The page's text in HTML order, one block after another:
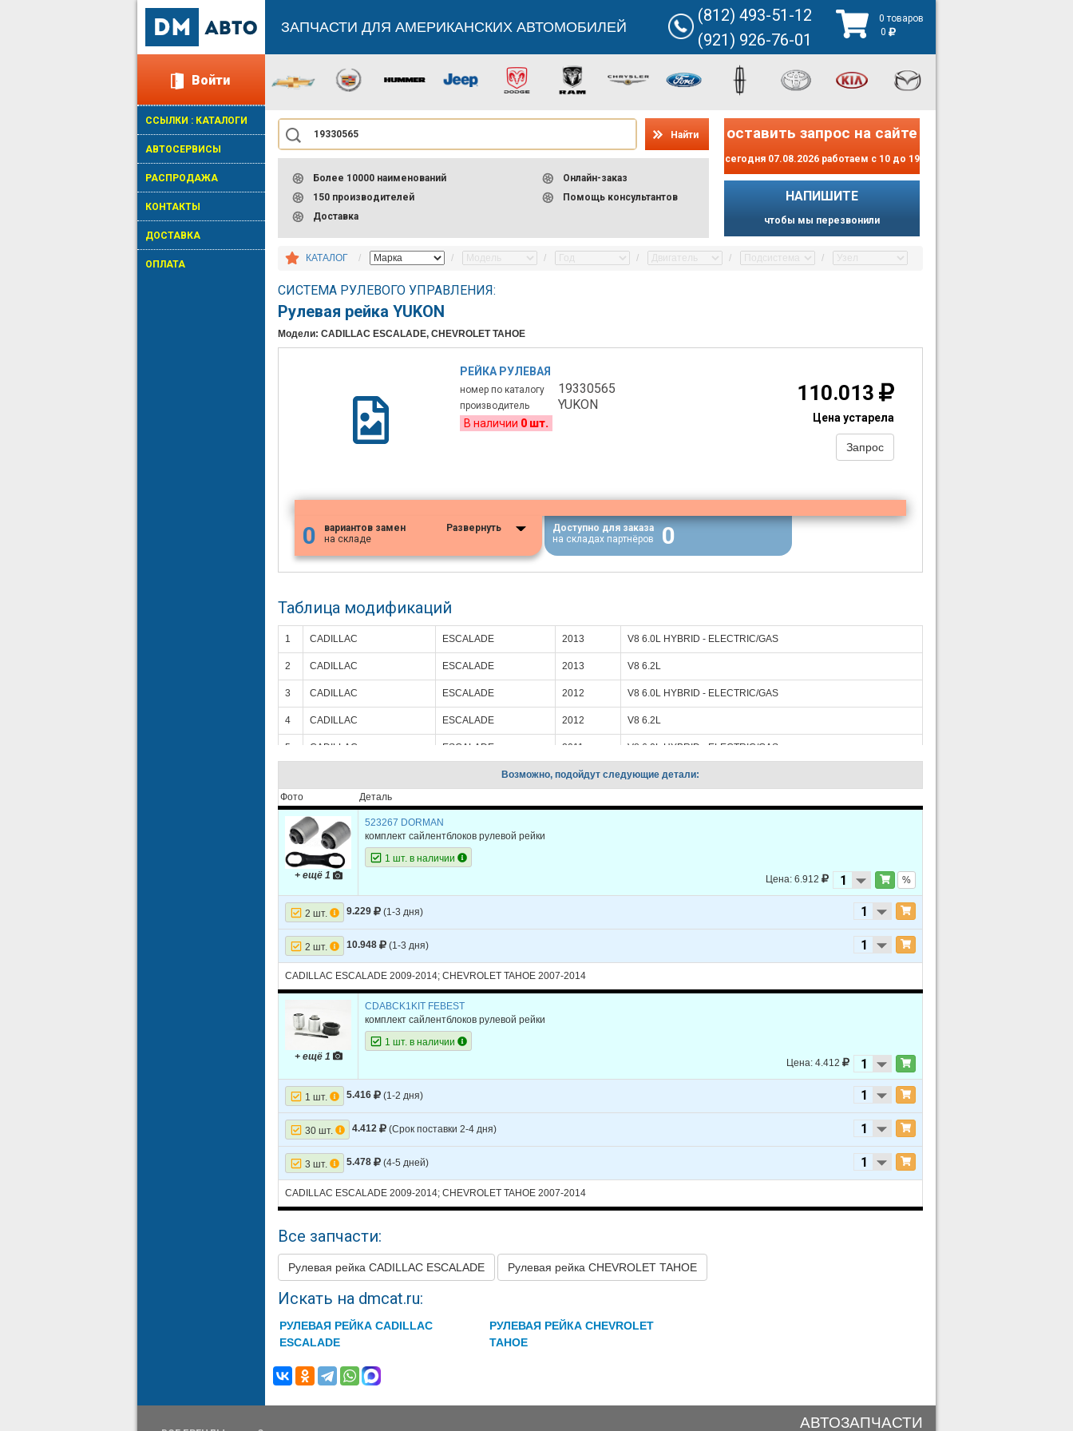
Войти
ССЫЛКИ : КАТАЛОГИ
АВТОСЕРВИСЫ
РАСПРОДАЖА
КОНТАКТЫ
ДОСТАВКА
ОПЛАТА
ЗАПЧАСТИ ДЛЯ АМЕРИКАНСКИХ АВТОМОБИЛЕЙ
(812) 493-51-12
(921) 926-76-01
0 товаров
0
Найти
Более 10000 наименований
150 производителей
Доставка
Онлайн-заказ
Помощь консультантов
оставить запрос на сайте
сегодня 07.08.2026 работаем с 10 до 19
НАПИШИТЕ
чтобы мы перезвонили
КАТАЛОГ
СИСТЕМА РУЛЕВОГО УПРАВЛЕНИЯ:
Рулевая рейка YUKON
Модели: CADILLAC ESCALADE, CHEVROLET TAHOE
РЕЙКА РУЛЕВАЯ
номер по каталогу 19330565
производитель YUKON
В наличии 0 шт.
110.013
Цена устарела
Запрос
0
вариантов замен
на складе
Развернуть
Доступно для заказа
на складах партнёров
0
Таблица модификаций
1 CADILLAC ESCALADE 2013 V8 6.0L HYBRID - ELECTRIC/GAS
2 CADILLAC ESCALADE 2013 V8 6.2L
3 CADILLAC ESCALADE 2012 V8 6.0L HYBRID - ELECTRIC/GAS
4 CADILLAC ESCALADE 2012 V8 6.2L
5 CADILLAC ESCALADE 2011 V8 6.0L HYBRID - ELECTRIC/GAS
2011 V8 6.2L
7
8 CADILLAC ESCALADE
9 CADILLAC ESCALADE
CADILLAC
11 CHEVROLET
12 CHEVROLET
13 CHEVROLET TAHOE 2012 V8 5.3L
14 CHEVROLET TAHOE 2012 V8 6.0L HYBRID - ELECTRIC/GAS
15 CHEVROLET TAHOE
TAHOE
18 CHEVROLET
19 CHEVROLET TAHOE
20 CHEVROLET
21 CHEVROLET TAHOE 2009 V8 6.0L HYBRID - ELECTRIC/GAS
22 CHEVROLET TAHOE 2008 V8 4.8L
23 CHEVROLET
24 CHEVROLET TAHOE 2008 V8 6.0L HYBRID - ELECTRIC/GAS
25 CHEVROLET
CHEVROLET 2007
Возможно, подойдут следующие детали:
Фото
Деталь
+ ещё 1
523267 DORMAN
комплект сайлентблоков рулевой рейки
1 шт. в наличии
Цена: 6.912
%
2 шт. 9.229 (1-3 дня)
2 шт. 10.948 (1-3 дня)
CADILLAC ESCALADE 2009-2014; CHEVROLET TAHOE 2007-2014
+ ещё 1
CDABCK1KIT FEBEST
комплект сайлентблоков рулевой рейки
1 шт. в наличии
Цена: 4.412
1 шт. 5.416 (1-2 дня)
30 шт. 4.412 (Срок поставки 2-4 дня)
3 шт. 5.478 (4-5 дней)
CADILLAC ESCALADE 2009-2014; CHEVROLET TAHOE 2007-2014
Все запчасти:
Рулевая рейка CADILLAC ESCALADE Рулевая рейка CHEVROLET TAHOE
Искать на dmcat.ru:
РУЛЕВАЯ РЕЙКА CADILLAC
ESCALADE
РУЛЕВАЯ РЕЙКА CHEVROLET
TAHOE
АВТОЗАПЧАСТИ